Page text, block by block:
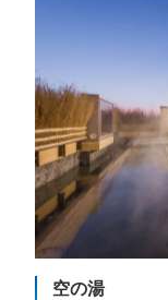
空の湯